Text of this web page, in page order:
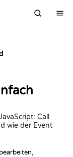
Call
wie der Event